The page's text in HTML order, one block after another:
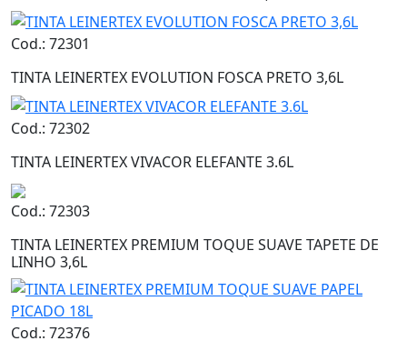
Cod.: 72301
TINTA LEINERTEX EVOLUTION FOSCA PRETO 3,6L
Cod.: 72302
TINTA LEINERTEX VIVACOR ELEFANTE 3.6L
Cod.: 72303
TINTA LEINERTEX PREMIUM TOQUE SUAVE TAPETE DE
LINHO 3,6L
Cod.: 72376